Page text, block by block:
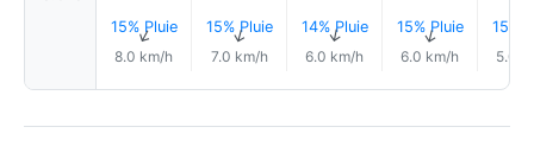
15% Pluie
↑
8.0 km/h
15% Pluie
↑
7.0 km/h
14% Pluie
↑
6.0 km/h
15% Pluie
↑
6.0 km/h
15%
5.0